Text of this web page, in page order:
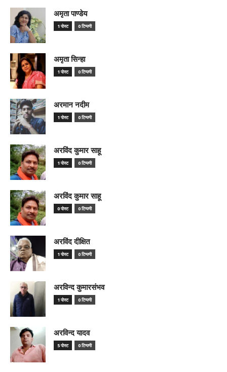
अमृता पाण्डेय
1 पोस्ट 0 टिप्पणी
अमृता सिन्हा
1 पोस्ट 0 टिप्पणी
अरमान नदीम
1 पोस्ट 0 टिप्पणी
अरविंद कुमार साहू
1 पोस्ट 0 टिप्पणी
अरविंद कुमार साहू
0 पोस्ट 0 टिप्पणी
अरविंद दीक्षित
1 पोस्ट 0 टिप्पणी
अरविन्द कुमारसंभव
1 पोस्ट 0 टिप्पणी
अरविन्द यादव
5 पोस्ट 0 टिप्पणी